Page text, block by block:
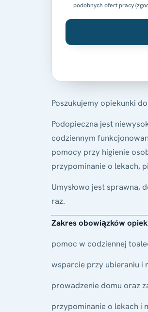
podobnych ofert pracy
Poszukujemy opiekunki
Podopieczna jest
codziennym
pomocy przy higienie
przypominanie o lekach,
Umysłowo jest sprawna,
raz.
Zakres obowiązków
pomoc w codziennej
wsparcie przy ubieraniu i
prowadzenie domu oraz
przypominanie o lekach i